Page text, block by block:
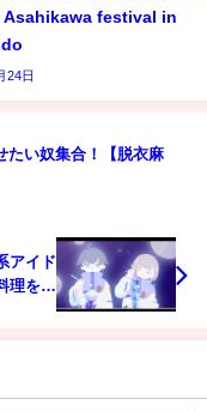
Asahikawa festival in
24日
たい奴集合！【脱衣麻
アイド
理を食